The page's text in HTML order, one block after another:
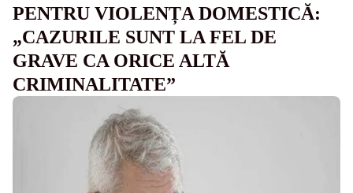
PENTRU VIOLENȚA DOMESTICĂ:
„CAZURILE SUNT LA FEL DE
GRAVE CA ORICE ALTĂ
CRIMINALITATE”